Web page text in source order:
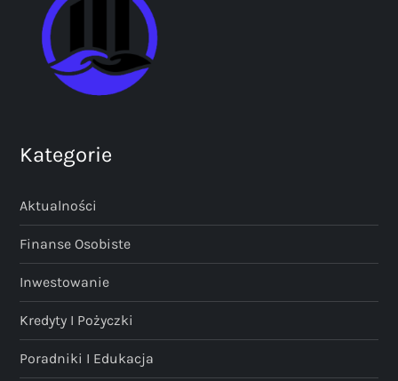
Kategorie
Aktualności
Finanse Osobiste
Inwestowanie
Kredyty I Pożyczki
Poradniki I Edukacja